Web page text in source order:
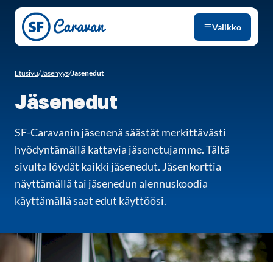
Siirry sivun sisältöön
Valikko
Etusivu/Jäsenyys/Jäsenedut
Jäsenedut
SF-Caravanin jäsenenä säästät merkittävästi
hyödyntämällä kattavia jäsenetujamme. Tältä
sivulta löydät kaikki jäsenedut. Jäsenkorttia
näyttämällä tai jäsenedun alennuskoodia
käyttämällä saat edut käyttöösi.